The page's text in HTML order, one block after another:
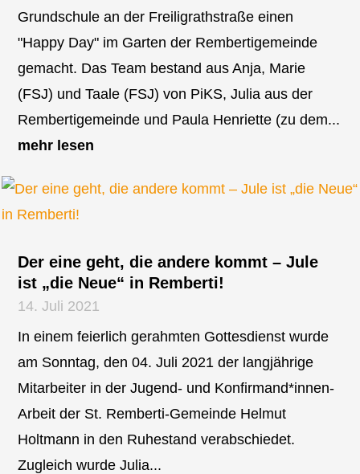
Grundschule an der Freiligrathstraße einen
"Happy Day" im Garten der Rembertigemeinde
gemacht. Das Team bestand aus Anja, Marie
(FSJ) und Taale (FSJ) von PiKS, Julia aus der
Rembertigemeinde und Paula Henriette (zu dem...
mehr lesen
Der eine geht, die andere kommt – Jule
ist „die Neue“ in Remberti!
14. Juli 2021
In einem feierlich gerahmten Gottesdienst wurde
am Sonntag, den 04. Juli 2021 der langjährige
Mitarbeiter in der Jugend- und Konfirmand*innen-
Arbeit der St. Remberti-Gemeinde Helmut
Holtmann in den Ruhestand verabschiedet.
Zugleich wurde Julia...